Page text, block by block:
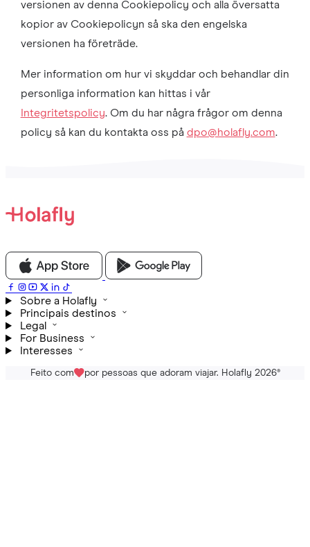
versionen av denna Cookiepolicy och alla översatta
kopior av Cookiepolicyn så ska den engelska
versionen ha företräde.
Mer information om hur vi skyddar och behandlar din
personliga information kan hittas i vår
Integritetspolicy. Om du har några frågor om denna
policy så kan du kontakta oss på dpo@holafly.com.
Sobre a Holafly
Principais destinos
Legal
For Business
Interesses
Feito com por pessoas que adoram viajar. Holafly 2026®